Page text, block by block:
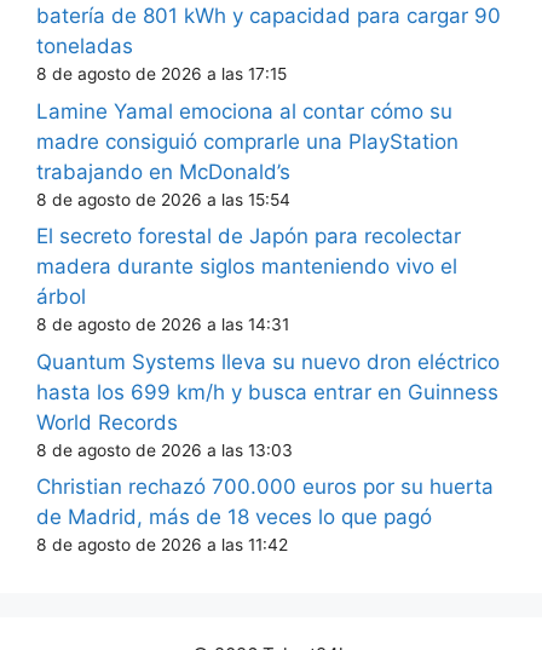
batería de 801 kWh y capacidad para cargar 90
toneladas
8 de agosto de 2026 a las 17:15
Lamine Yamal emociona al contar cómo su
madre consiguió comprarle una PlayStation
trabajando en McDonald’s
8 de agosto de 2026 a las 15:54
El secreto forestal de Japón para recolectar
madera durante siglos manteniendo vivo el
árbol
8 de agosto de 2026 a las 14:31
Quantum Systems lleva su nuevo dron eléctrico
hasta los 699 km/h y busca entrar en Guinness
World Records
8 de agosto de 2026 a las 13:03
Christian rechazó 700.000 euros por su huerta
de Madrid, más de 18 veces lo que pagó
8 de agosto de 2026 a las 11:42